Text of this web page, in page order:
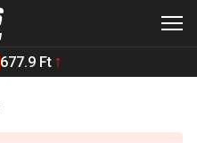
677.9 Ft